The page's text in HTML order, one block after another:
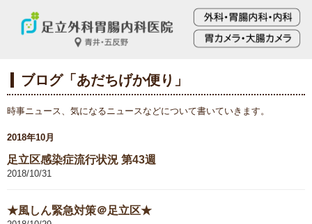
ブログ「あだちげか便り」
時事ニュース、気になるニュースなどについて書いていきます。
2018年10月
足立区感染症流行状況 第43週
2018/10/31
★風しん緊急対策＠足立区★